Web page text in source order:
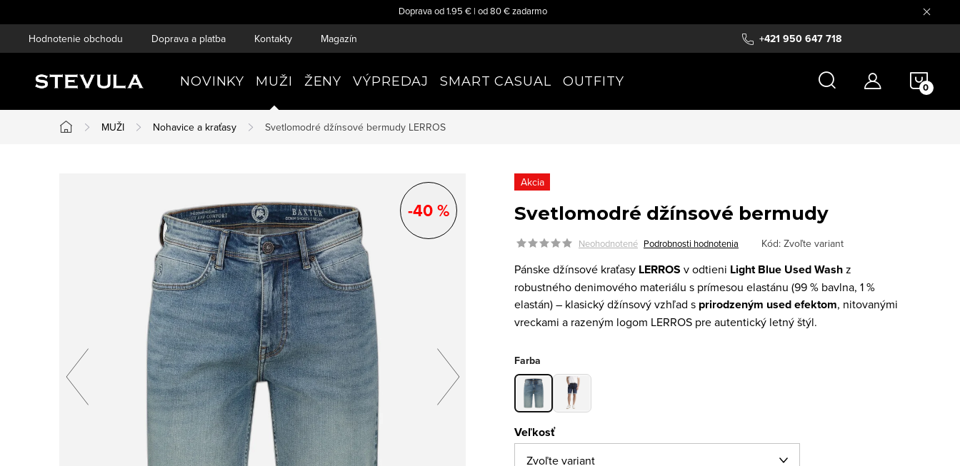
na
Doprava od 1.95 € | od 80 € zadarmo
+421 950 647 718
Hodnotenie obchodu Doprava a platba Kontakty Magazín
NOVINKY MUŽI ŽENY VÝPREDAJ SMART CASUAL OUTFITY
Domov
MUŽI Nohavice a kraťasy Svetlomodré džínsové bermudy LERROS
-40 %
Akcia
Svetlomodré džínsové bermudy
Neohodnotené Podrobnosti hodnotenia Kód: Zvoľte variant
Pánske džínsové kraťasy LERROS v odtieni Light Blue Used Washz
robustného denimového materiálu s prímesou elastánu (99 % bavlna, 1 %
elastán) – klasický džínsový vzhľad s prirodzeným used efektom, nitovanými
vreckami a razeným logom LERROS pre autentický letný štýl.
Farba
Veľkosť